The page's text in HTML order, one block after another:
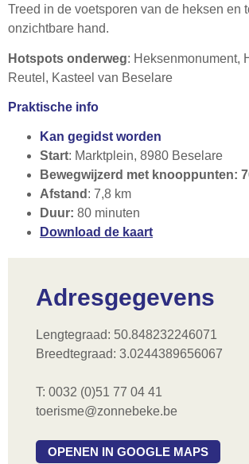
Treed in de voetsporen van de heksen
onzichtbare hand.
Hotspots onderweg: Heksenmonument,
Reutel, Kasteel van Beselare
Praktische info
Kan gegidst worden
Start: Marktplein, 8980 Beselare
Bewegwijzerd met knooppunten:
Afstand : 7,8 km
Duur: 80 minuten
Download de kaart
Adresgegevens
Lengtegraad: 50.848232246071
Breedtegraad: 3.0244389656067
T: 0032 (0)51 77 04 41
toerisme@zonnebeke.be
OPENEN IN GOOGLE MAPS